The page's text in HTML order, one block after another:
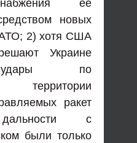
ее
новых
2) хотя США
Украине
удары по
территории
ракет
с
были только